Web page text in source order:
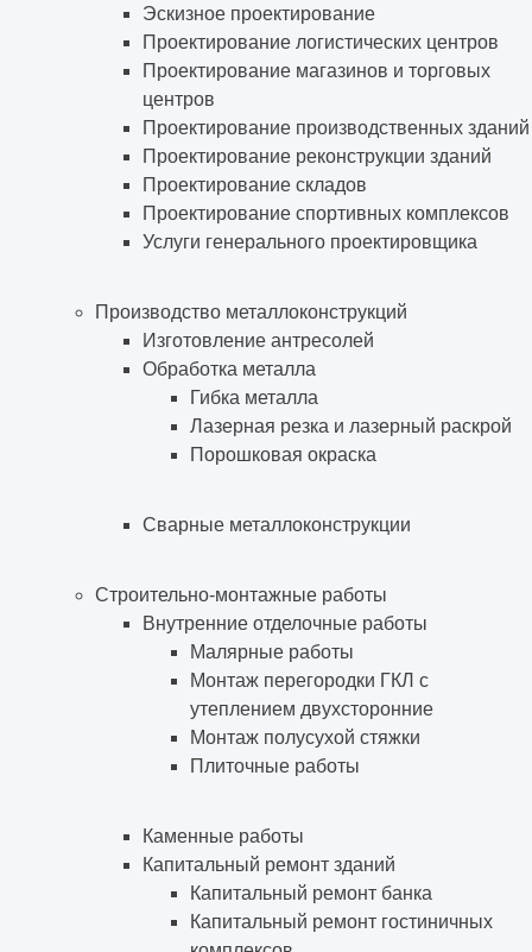
Эскизное проектирование
Проектирование логистических центров
Проектирование магазинов и торговых
центров
Проектирование производственных зданий
Проектирование реконструкции зданий
Проектирование складов
Проектирование спортивных комплексов
Услуги генерального проектировщика
Производство металлоконструкций
Изготовление антресолей
Обработка металла
Гибка металла
Лазерная резка и лазерный раскрой
Порошковая окраска
Сварные металлоконструкции
Строительно-монтажные работы
Внутренние отделочные работы
Малярные работы
Монтаж перегородки ГКЛ с
утеплением двухсторонние
Монтаж полусухой стяжки
Плиточные работы
Каменные работы
Капитальный ремонт зданий
Капитальный ремонт банка
Капитальный ремонт гостиничных